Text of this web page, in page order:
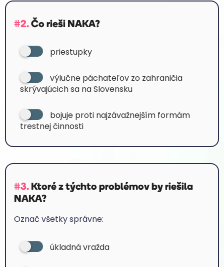
#2.Čo rieši NAKA?
priestupky
výlučne páchateľov zo zahraničia
skrývajúcich sa na Slovensku
bojuje proti najzávažnejším formám
trestnej činnosti
#3. Ktoré z týchto problémov by riešila
NAKA?
Označ všetky správne:
úkladná vražda